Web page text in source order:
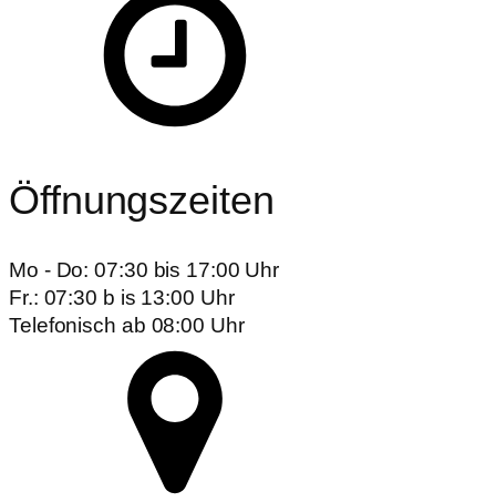
Öffnungszeiten
Mo - Do: 07:30 bis 17:00 Uhr
Fr.: 07:30 b is 13:00 Uhr
Telefonisch ab 08:00 Uhr